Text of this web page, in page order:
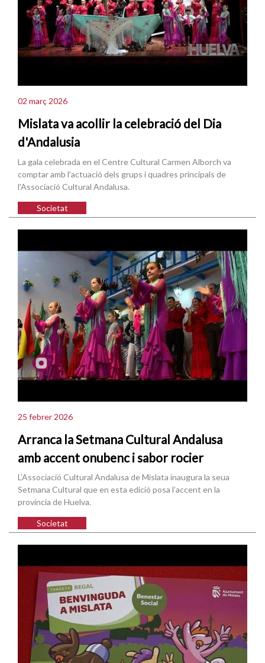
02 març 2026
Mislata va acollir la celebració del Dia
d'Andalusia
La gala celebrada en el Centre Cultural Carmen Alborch va
comptar amb l'actuació dels grups i quadres principals de
l'Associació Cultural Andalusa.
Societat
25 febrer 2026
Arranca la Setmana Cultural Andalusa
amb accent onubenc i sabor rocier
L’Associació Cultural Andalusa de Mislata inaugura la seua
Setmana Cultural que en esta edició posa l’accent en la
província de Huelva.
Societat